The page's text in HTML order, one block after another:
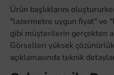
Ürün başlıklarını
"lazermetre uygun fiyat" ve
gibi müşterilerin gerçekten
Görselleri yüksek
açıklamasında teknik